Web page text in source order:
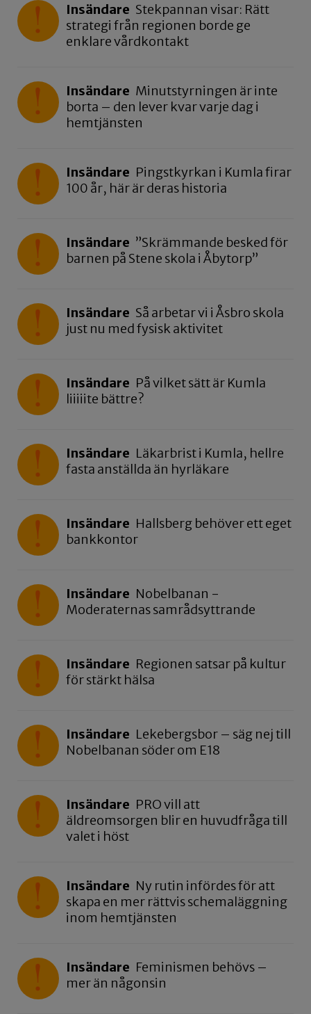
Insändare Stekpannan visar: Rätt
strategi från regionen borde ge
enklare vårdkontakt
Insändare Minutstyrningen är inte
borta – den lever kvar varje dag i
hemtjänsten
Insändare Pingstkyrkan i Kumla firar
100 år, här är deras historia
Insändare ”Skrämmande besked för
barnen på Stene skola i Åbytorp”
Insändare Så arbetar vi i Åsbro skola
just nu med fysisk aktivitet
Insändare På vilket sätt är Kumla
liiiiite bättre?
Insändare Läkarbrist i Kumla, hellre
fasta anställda än hyrläkare
Insändare Hallsberg behöver ett eget
bankkontor
Insändare Nobelbanan -
Moderaternas samrådsyttrande
Insändare Regionen satsar på kultur
för stärkt hälsa
Insändare Lekebergsbor – säg nej till
Nobelbanan söder om E18
Insändare PRO vill att
äldreomsorgen blir en huvudfråga till
valet i höst
Insändare Ny rutin infördes för att
skapa en mer rättvis schemaläggning
inom hemtjänsten
Insändare Feminismen behövs –
mer än någonsin